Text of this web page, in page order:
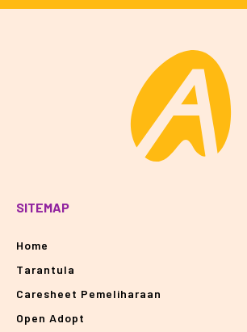
SITEMAP
Home
Tarantula
Caresheet Pemeliharaan
Open Adopt